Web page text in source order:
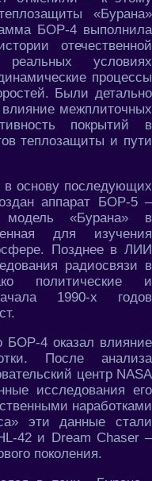
«Бурана»
БОР-4 выполнила
отечественной
условиях
процессы
Были детально
межплиточных
покрытий в
теплозащиты и пути
основу последующих
аппарат БОР-5 –
модель «Бурана» в
для изучения
Позднее в ЛИИ
радиосвязи в
политические и
1990-х годов
БОР-4 оказал влияние
После анализа
центр NASA
исследования его
наработками
эти данные стали
42 и Dream Chaser –
поколения.